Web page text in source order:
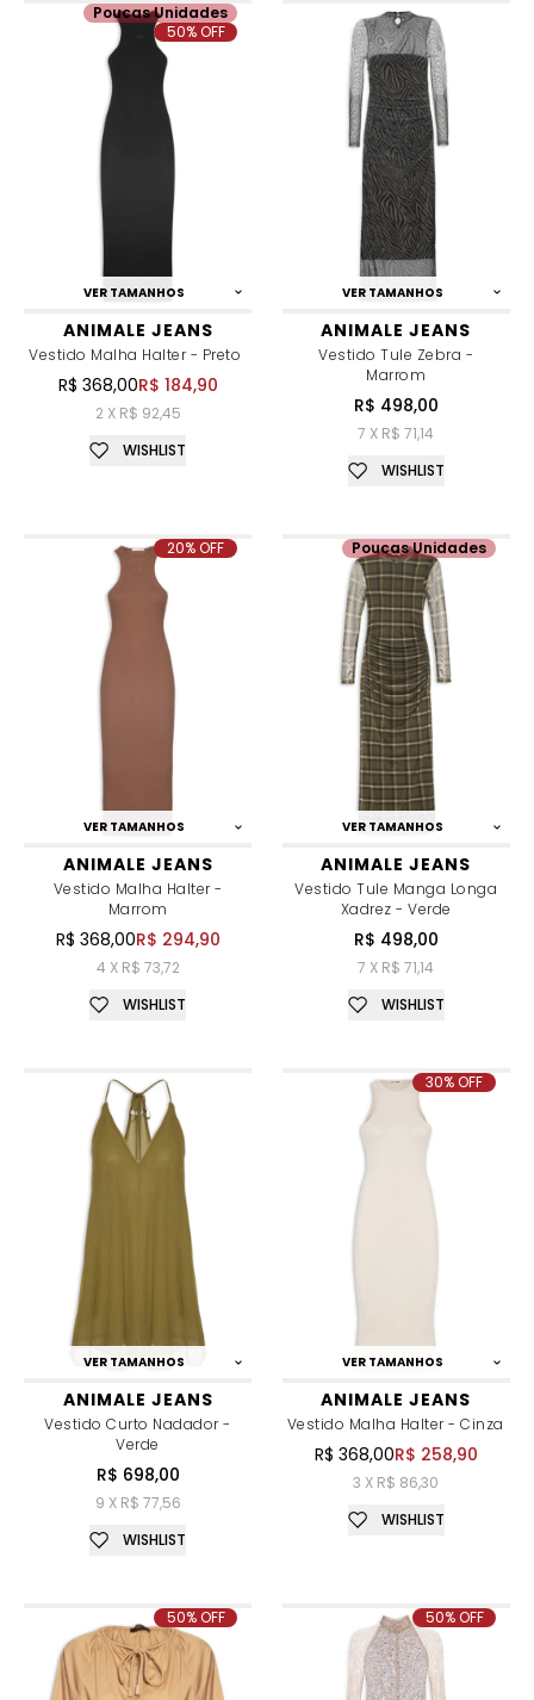
VER TAMANHOS
ANIMALE JEANS
Vestido Malha Halter - Preto
R$ 368,00R$ 184,90
2 X R$ 92,45
Poucas Unidades
50% OFF
WISHLIST
VER TAMANHOS
ANIMALE JEANS
Vestido Tule Zebra -
Marrom
R$ 498,00
7 X R$ 71,14
WISHLIST
VER TAMANHOS
ANIMALE JEANS
Vestido Malha Halter -
Marrom
R$ 368,00R$ 294,90
4 X R$ 73,72
20% OFF
WISHLIST
VER TAMANHOS
ANIMALE JEANS
Vestido Tule Manga Longa
Xadrez - Verde
R$ 498,00
7 X R$ 71,14
Poucas Unidades
WISHLIST
VER TAMANHOS
ANIMALE JEANS
Vestido Curto Nadador -
Verde
R$ 698,00
9 X R$ 77,56
WISHLIST
VER TAMANHOS
ANIMALE JEANS
Vestido Malha Halter - Cinza
R$ 368,00R$ 258,90
3 X R$ 86,30
30% OFF
WISHLIST
50% OFF 50% OFF